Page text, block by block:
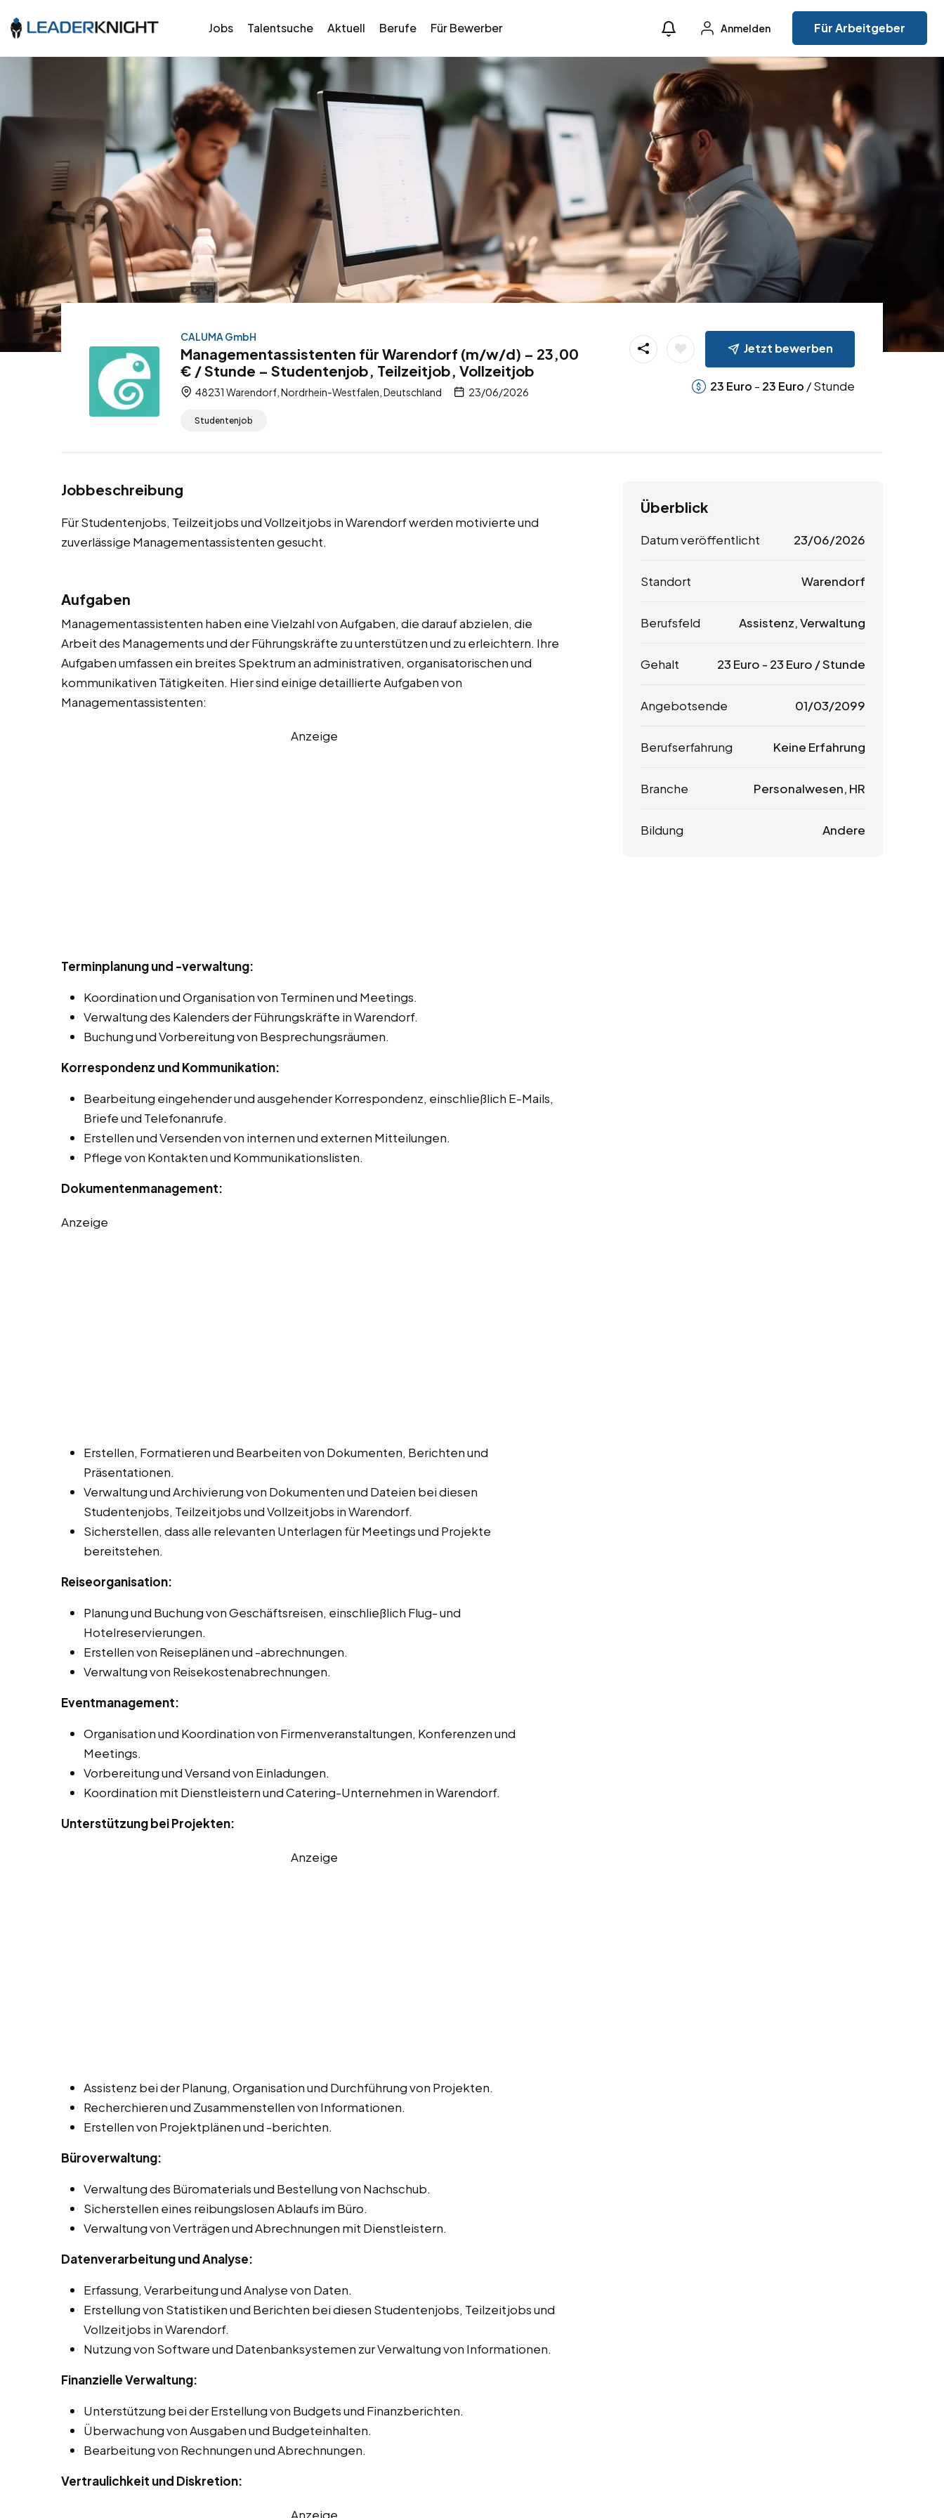
Jobs Talentsuche Aktuell Berufe Für Bewerber Anmelden Für Arbeitgeber
CALUMA GmbH
Managementassistenten für Warendorf (m/w/d) – 23,00
€ / Stunde – Studentenjob, Teilzeitjob, Vollzeitjob
48231 Warendorf, Nordrhein-Westfalen, Deutschland 23/06/2026
Studentenjob
Jetzt bewerben
23 Euro - 23 Euro / Stunde
Jobbeschreibung
Für Studentenjobs, Teilzeitjobs und Vollzeitjobs in Warendorf werden motivierte und
zuverlässige Managementassistenten gesucht.
Aufgaben
Managementassistenten haben eine Vielzahl von Aufgaben, die darauf abzielen, die
Arbeit des Managements und der Führungskräfte zu unterstützen und zu erleichtern. Ihre
Aufgaben umfassen ein breites Spektrum an administrativen, organisatorischen und
kommunikativen Tätigkeiten. Hier sind einige detaillierte Aufgaben von
Managementassistenten:
Anzeige
Terminplanung und -verwaltung:
Koordination und Organisation von Terminen und Meetings.
Verwaltung des Kalenders der Führungskräfte in Warendorf.
Buchung und Vorbereitung von Besprechungsräumen.
Korrespondenz und Kommunikation:
Bearbeitung eingehender und ausgehender Korrespondenz, einschließlich E-Mails,
Briefe und Telefonanrufe.
Erstellen und Versenden von internen und externen Mitteilungen.
Pflege von Kontakten und Kommunikationslisten.
Dokumentenmanagement:
Anzeige
Erstellen, Formatieren und Bearbeiten von Dokumenten, Berichten und
Präsentationen.
Verwaltung und Archivierung von Dokumenten und Dateien bei diesen
Studentenjobs, Teilzeitjobs und Vollzeitjobs in Warendorf.
Sicherstellen, dass alle relevanten Unterlagen für Meetings und Projekte
bereitstehen.
Reiseorganisation:
Planung und Buchung von Geschäftsreisen, einschließlich Flug- und
Hotelreservierungen.
Erstellen von Reiseplänen und -abrechnungen.
Verwaltung von Reisekostenabrechnungen.
Eventmanagement:
Organisation und Koordination von Firmenveranstaltungen, Konferenzen und
Meetings.
Vorbereitung und Versand von Einladungen.
Koordination mit Dienstleistern und Catering-Unternehmen in Warendorf.
Unterstützung bei Projekten:
Anzeige
Assistenz bei der Planung, Organisation und Durchführung von Projekten.
Recherchieren und Zusammenstellen von Informationen.
Erstellen von Projektplänen und -berichten.
Büroverwaltung:
Verwaltung des Büromaterials und Bestellung von Nachschub.
Sicherstellen eines reibungslosen Ablaufs im Büro.
Verwaltung von Verträgen und Abrechnungen mit Dienstleistern.
Datenverarbeitung und Analyse:
Erfassung, Verarbeitung und Analyse von Daten.
Erstellung von Statistiken und Berichten bei diesen Studentenjobs, Teilzeitjobs und
Vollzeitjobs in Warendorf.
Nutzung von Software und Datenbanksystemen zur Verwaltung von Informationen.
Finanzielle Verwaltung:
Unterstützung bei der Erstellung von Budgets und Finanzberichten.
Überwachung von Ausgaben und Budgeteinhalten.
Bearbeitung von Rechnungen und Abrechnungen.
Vertraulichkeit und Diskretion:
Anzeige
Überblick
Datum veröffentlicht 23/06/2026
Standort Warendorf
Berufsfeld Assistenz, Verwaltung
Gehalt 23 Euro - 23 Euro / Stunde
Angebotsende 01/03/2099
Berufserfahrung Keine Erfahrung
Branche Personalwesen, HR
Bildung Andere